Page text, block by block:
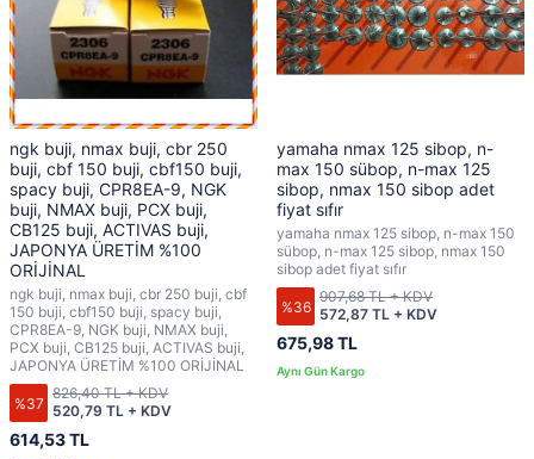
ngk buji, nmax buji, cbr 250
buji, cbf 150 buji, cbf150 buji,
spacy buji, CPR8EA-9, NGK
buji, NMAX buji, PCX buji,
CB125 buji, ACTIVAS buji,
JAPONYA ÜRETİM %100
ORİJİNAL
ngk buji, nmax buji, cbr 250 buji, cbf
150 buji, cbf150 buji, spacy buji,
CPR8EA-9, NGK buji, NMAX buji,
PCX buji, CB125 buji, ACTIVAS buji,
JAPONYA ÜRETİM %100 ORİJİNAL
%37
614,53 TL
520,79 TL + KDV
826,40 TL + KDV
yamaha nmax 125 sibop, n-
max 150 sübop, n-max 125
sibop, nmax 150 sibop adet
fiyat sıfır
yamaha nmax 125 sibop, n-max 150
sübop, n-max 125 sibop, nmax 150
sibop adet fiyat sıfır
%36
675,98 TL
572,87 TL + KDV
907,68 TL + KDV